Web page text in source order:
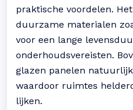
praktische voordelen.
duurzame materialen
voor een lange
onderhoudsvereisten.
glazen panelen
waardoor ruimtes
lijken.